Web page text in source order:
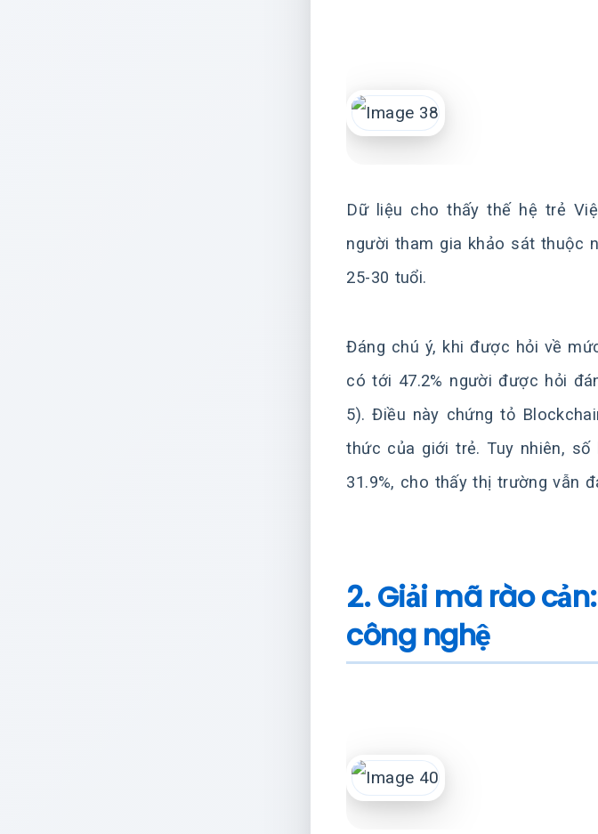
Dữ liệu cho thấy thế hệ trẻ
người tham gia khảo sát thuộc
25-30 tuổi.
Đáng chú ý, khi được hỏi về
có tới 47.2% người được hỏi
5). Điều này chứng tỏ
thức của giới trẻ. Tuy nhiên,
31.9%, cho thấy thị trường vẫn
2. Giải mã rào
công nghệ